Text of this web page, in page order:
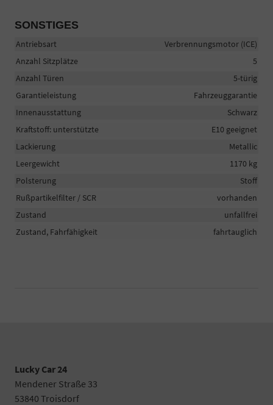
SONSTIGES
Antriebsart
Verbrennungsmotor (ICE)
Anzahl Sitzplätze
5
Anzahl Türen
5-türig
Garantieleistung
Fahrzeuggarantie
Innenausstattung
Schwarz
Kraftstoff: unterstützte
E10 geeignet
Lackierung
Metallic
Leergewicht
1170 kg
Polsterung
Stoff
Rußpartikelfilter / SCR
vorhanden
Zustand
unfallfrei
Zustand, Fahrfähigkeit
fahrtauglich
Lucky Car 24
Mendener Straße 33
53840 Troisdorf